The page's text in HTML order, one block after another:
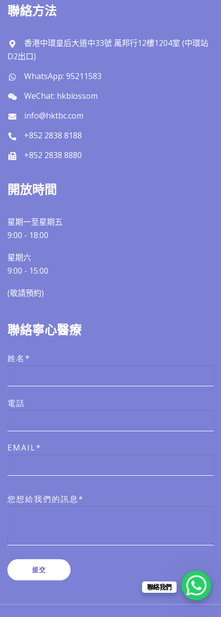
聯絡方法
香港中環皇后大道中33號 萬邦行12樓1204室 (中環站
D2出口)
WhatsApp: 95211583
WeChat: hkblossom
info@hktbc.com
+852 2838 8188
+852 2838 8880
開放時間
星期一至星期五
9:00 - 18:00
星期六
9:00 - 15:00
(敬請預約)​​
聯絡寧心醫療
姓名*
電話
EMAIL*
您想給我們的訊息*
聯絡我們